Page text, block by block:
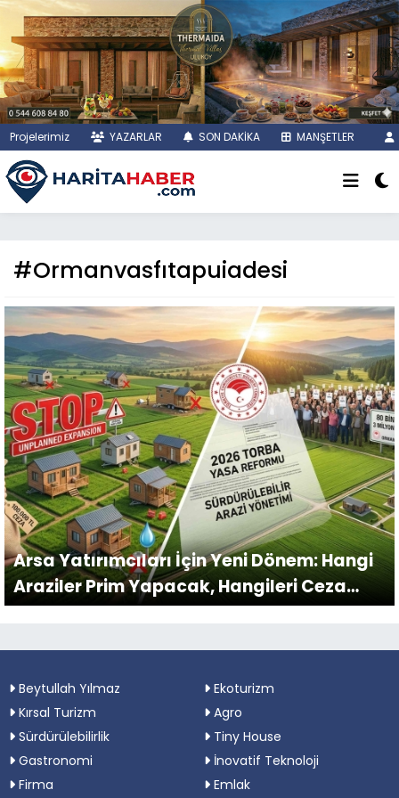
Projelerimiz YAZARLAR SON DAKİKA MANŞETLER
#Ormanvasfıtapuiadesi
Arsa Yatırımcıları İçin Yeni Dönem: Hangi
Araziler Prim Yapacak, Hangileri Ceza
Yazdıracak?
Beytullah Yılmaz
Ekoturizm
Kırsal Turizm
Agro
Sürdürülebilirlik
Tiny House
Gastronomi
İnovatif Teknoloji
Firma
Emlak